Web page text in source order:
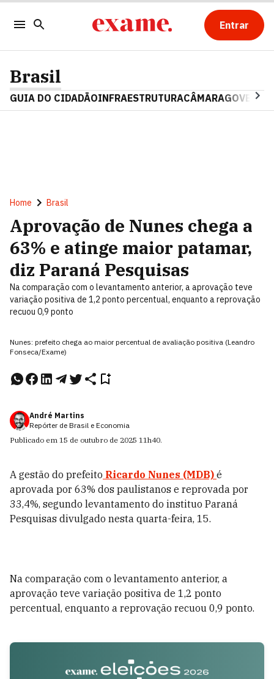
Entrar
Brasil
GUIA DO CIDADÃOINFRAESTRUTURACÂMARAGOVERNO
Home Brasil
Aprovação de Nunes chega a
63% e atinge maior patamar,
diz Paraná Pesquisas
Na comparação com o levantamento anterior, a aprovação teve
variação positiva de 1,2 ponto percentual, enquanto a reprovação
recuou 0,9 ponto
Nunes: prefeito chega ao maior percentual de avaliação positiva (Leandro
Fonseca/Exame)
André Martins
Repórter de Brasil e Economia
Publicado em 15 de outubro de 2025 11h40.
A gestão do prefeito Ricardo Nunes (MDB) é
aprovada por 63% dos paulistanos e reprovada por
33,4%, segundo levantamento do instituo Paraná
Pesquisas divulgado nesta quarta-feira, 15.
Na comparação com o levantamento anterior, a
aprovação teve variação positiva de 1,2 ponto
percentual, enquanto a reprovação recuou 0,9 ponto.